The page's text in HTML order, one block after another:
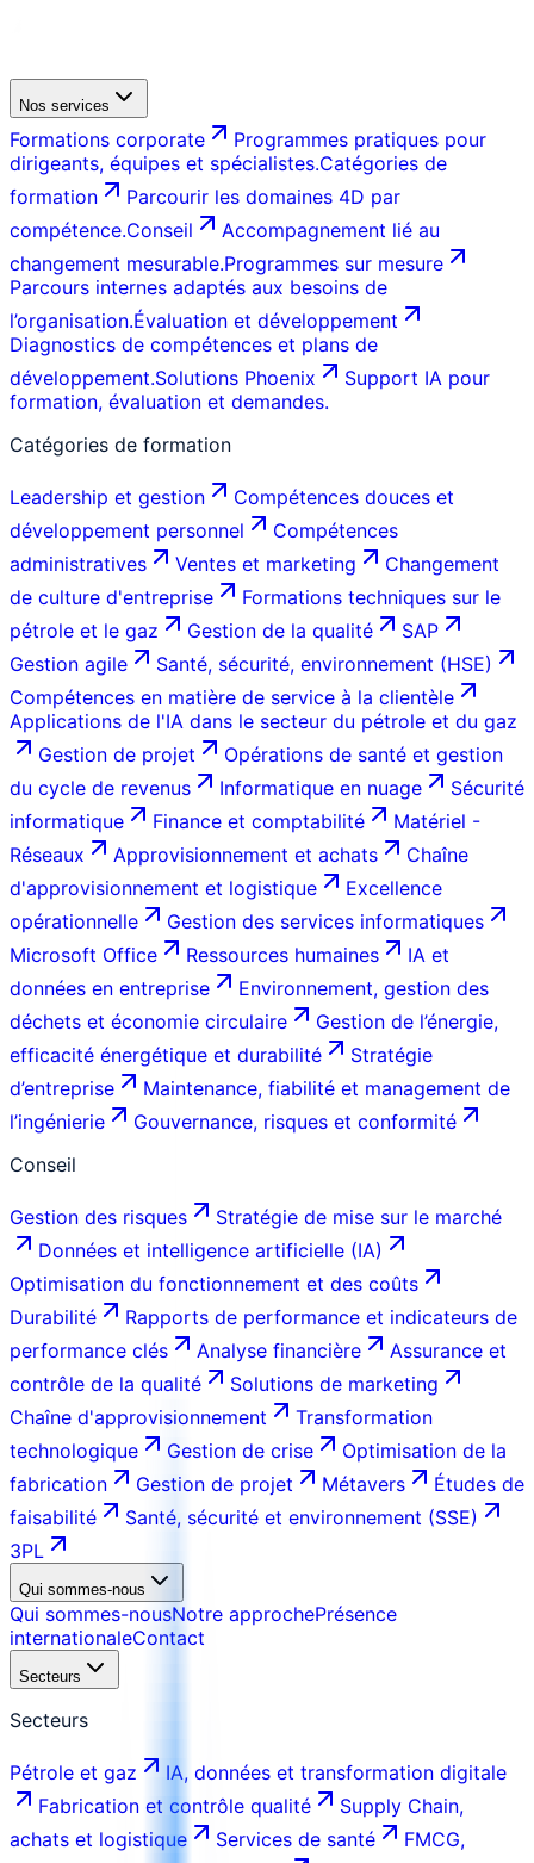
Nos services
Formations corporate
Programmes pratiques pour
dirigeants, équipes et spécialistes.Catégories de
formation
Parcourir les domaines 4D par
compétence.Conseil
Accompagnement lié au
changement mesurable.Programmes sur mesure
Parcours internes adaptés aux besoins de
l’organisation.Évaluation et développement
Diagnostics de compétences et plans de
développement.Solutions Phoenix
Support IA pour
formation, évaluation et demandes.
Catégories de formation
Leadership et gestion
Compétences douces et
développement personnel
Compétences
administratives
Ventes et marketing
Changement
de culture d'entreprise
Formations techniques sur le
pétrole et le gaz
Gestion de la qualité
SAP
Gestion agile
Santé, sécurité, environnement (HSE)
Compétences en matière de service à la clientèle
Applications de l'IA dans le secteur du pétrole et du gaz
Gestion de projet
Opérations de santé et gestion
du cycle de revenus
Informatique en nuage
Sécurité
informatique
Finance et comptabilité
Matériel -
Réseaux
Approvisionnement et achats
Chaîne
d'approvisionnement et logistique
Excellence
opérationnelle
Gestion des services informatiques
Microsoft Office
Ressources humaines
IA et
données en entreprise
Environnement, gestion des
déchets et économie circulaire
Gestion de l’énergie,
efficacité énergétique et durabilité
Stratégie
d’entreprise
Maintenance, fiabilité et management de
l’ingénierie
Gouvernance, risques et conformité
Conseil
Gestion des risques
Stratégie de mise sur le marché
Données et intelligence artificielle (IA)
Optimisation du fonctionnement et des coûts
Durabilité
Rapports de performance et indicateurs de
performance clés
Analyse financière
Assurance et
contrôle de la qualité
Solutions de marketing
Chaîne d'approvisionnement
Transformation
technologique
Gestion de crise
Optimisation de la
fabrication
Gestion de projet Métavers
Études de
faisabilité
Santé, sécurité et environnement (SSE)
3PL
Qui sommes-nous
Qui sommes-nousNotre approchePrésence
internationaleContact
Secteurs
Secteurs
Pétrole et gaz
IA, données et transformation digitale
Fabrication et contrôle qualité
Supply Chain,
achats et logistique
Services de santé
FMCG,